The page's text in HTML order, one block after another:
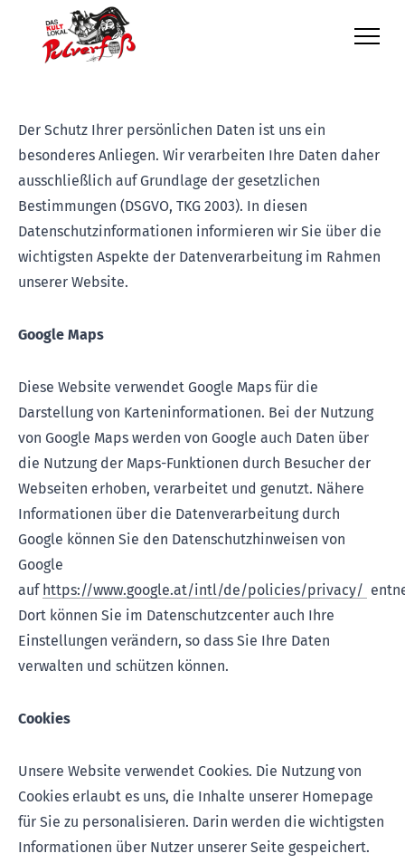
Der Schutz Ihrer persönlichen Daten ist uns ein
besonderes Anliegen. Wir verarbeiten Ihre Daten daher
ausschließlich auf Grundlage der gesetzlichen
Bestimmungen (DSGVO, TKG 2003). In diesen
Datenschutzinformationen informieren wir Sie über die
wichtigsten Aspekte der Datenverarbeitung im Rahmen
unserer Website.
Google Maps
Diese Website verwendet Google Maps für die
Darstellung von Karteninformationen. Bei der Nutzung
von Google Maps werden von Google auch Daten über
die Nutzung der Maps-Funktionen durch Besucher der
Webseiten erhoben, verarbeitet und genutzt. Nähere
Informationen über die Datenverarbeitung durch
Google können Sie den Datenschutzhinweisen von
Google
aufhttps://www.google.at/intl/de/policies/privacy/
Dort können Sie im Datenschutzcenter auch Ihre
Einstellungen verändern, so dass Sie Ihre Daten
verwalten und schützen können.
Cookies
Unsere Website verwendet Cookies. Die Nutzung von
Cookies erlaubt es uns, die Inhalte unserer Homepage
für Sie zu personalisieren. Darin werden die wichtigsten
Informationen über Nutzer unserer Seite gespeichert.